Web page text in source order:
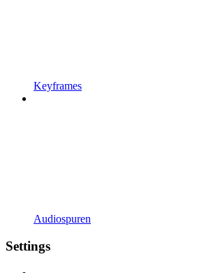
Keyframes
Audiospuren
Settings